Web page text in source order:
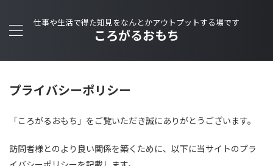
仕事や生活で得た知見をなんとかアウトプットする場です
ころがるおもち
プライバシーポリシー
「ころがるおもち」をご覧いただき誠にありがとうございます。
訪問者様とのより良い関係を築くために、以下に当サイトのプラ